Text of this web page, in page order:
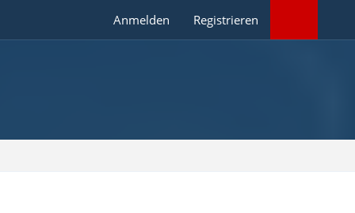
Anmelden Registrieren